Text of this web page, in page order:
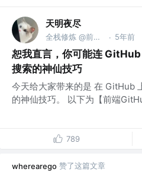
天明夜尽
全栈修炼 @前端GitHub · 5年前
恕我直言，你可能连
搜索的神仙技巧
今天给大家带来的是 在 GitHub
的神仙技巧。 以下为【前端
789
wherearego 赞了这篇文章